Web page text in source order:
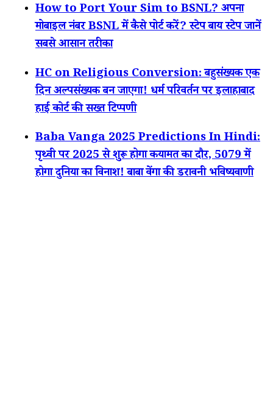
How to Port Your Sim to BSNL? अपना
मोबाइल नंबर BSNL में कैसे पोर्ट करें? स्टेप बाय स्टेप जानें
सबसे आसान तरीका
HC on Religious Conversion: बहुसंख्यक एक
दिन अल्पसंख्यक बन जाएगा! धर्म परिवर्तन पर इलाहाबाद
हाई कोर्ट की सख्त टिप्पणी
Baba Vanga 2025 Predictions In Hindi:
पृथ्वी पर 2025 से शुरू होगा कयामत का दौर, 5079 में
होगा दुनिया का विनाश! बाबा वेंगा की डरावनी भविष्यवाणी